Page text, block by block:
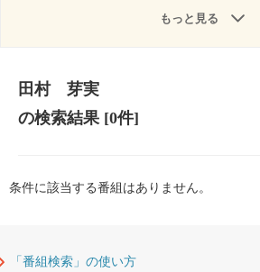
もっと見る
田村 芽実
の検索結果[0件]
条件に該当する番組はありません。
「番組検索」の使い方